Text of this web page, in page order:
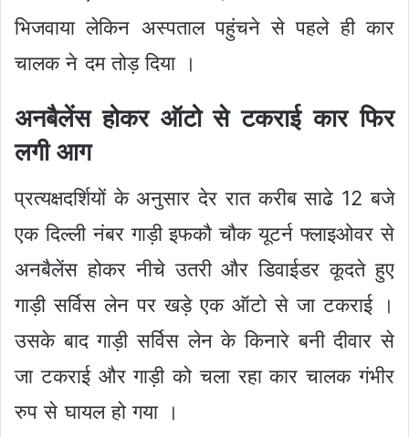
भिजवाया लेकिन अस्पताल पहुंचने से पहले ही कार
चालक ने दम तोड़ दिया ।
अनबैलेंस होकर ऑटो से टकराई कार फिर
लगी आग
प्रत्यक्षदर्शियों के अनुसार देर रात करीब साढे 12 बजे
एक दिल्ली नंबर गाड़ी इफकौ चौक यूटर्न फ्लाइओवर से
अनबैलेंस होकर नीचे उतरी और डिवाईडर कूदते हुए
गाड़ी सर्विस लेन पर खड़े एक ऑटो से जा टकराई ।
उसके बाद गाड़ी सर्विस लेन के किनारे बनी दीवार से
जा टकराई और गाड़ी को चला रहा कार चालक गंभीर
रुप से घायल हो गया ।